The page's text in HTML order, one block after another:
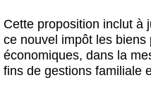
Cette proposition inclut à
ce nouvel impôt les
économiques, dans la
fins de gestions familiale